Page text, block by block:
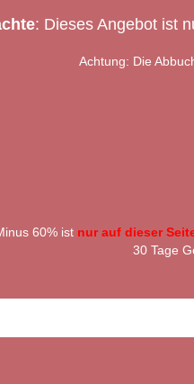
: Dieses Angebot ist
Achtung: Die
60% ist nur auf dieser
30 Tage